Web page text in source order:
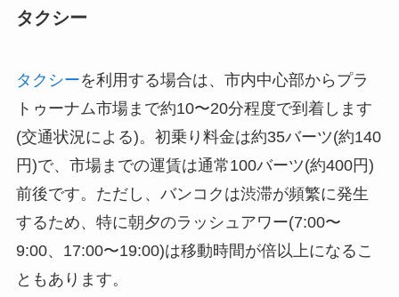
タクシー
タクシーを利用する場合は、市内中心部からプラ
トゥーナム市場まで約10〜20分程度で到着します
(交通状況による)。初乗り料金は約35バーツ(約140
円)で、市場までの運賃は通常100バーツ(約400円)
前後です。ただし、バンコクは渋滞が頻繁に発生
するため、特に朝夕のラッシュアワー(7:00〜
9:00、17:00〜19:00)は移動時間が倍以上になるこ
ともあります。